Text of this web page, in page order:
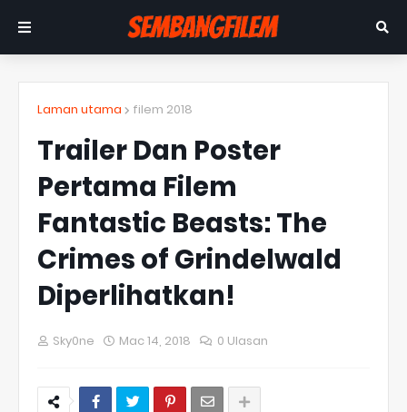
Laman utama filem 2018
Trailer Dan Poster
Pertama Filem
Fantastic Beasts: The
Crimes of Grindelwald
Diperlihatkan!
Sky0ne Mac 14, 2018 0 Ulasan